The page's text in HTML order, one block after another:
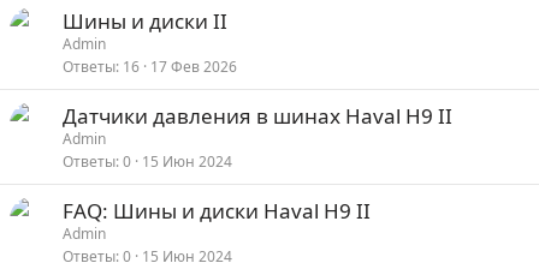
Шины и диски II
Admin
Ответы 16 17 Фев 2026
Датчики давления в шинах Haval H9 II
Admin
Ответы 0 15 Июн 2024
FAQ: Шины и диски Haval H9 II
Admin
Ответы 0 15 Июн 2024